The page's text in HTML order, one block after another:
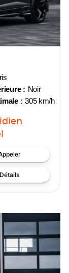
: Noir
: 305 km/h
Détails